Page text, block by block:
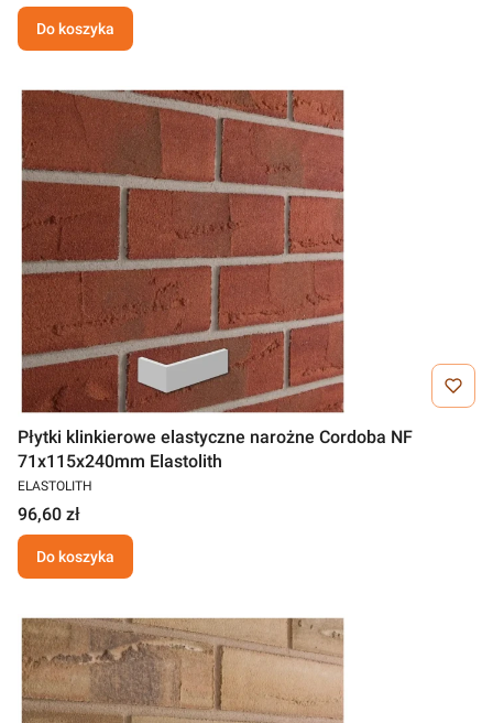
Do koszyka
Płytki klinkierowe elastyczne narożne Cordoba NF
71x115x240mm Elastolith
ELASTOLITH
96,60 zł
Do koszyka